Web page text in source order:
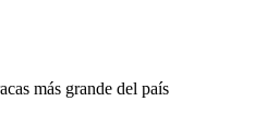
más grande del país